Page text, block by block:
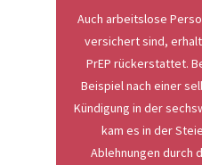
Auch arbeitslose
versichert sind,
PrEP rückerstattet.
Beispiel nach einer
Kündigung in der
kam es in der
Ablehnungen durch